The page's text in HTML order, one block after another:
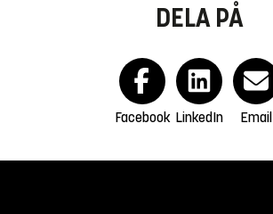
DELA PÅ
Facebook LinkedIn Email